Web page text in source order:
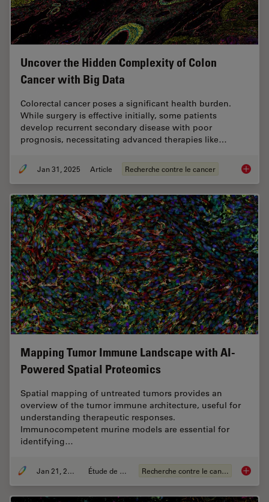
Uncover the Hidden Complexity of Colon
Cancer with Big Data
Colorectal cancer poses a significant health burden.
While surgery is effective initially, some patients
develop recurrent secondary disease with poor
prognosis, necessitating advanced therapies like…
Jan 31, 2025 Article Recherche contre le cancer
Mapping Tumor Immune Landscape with AI-
Powered Spatial Proteomics
Spatial mapping of untreated tumors provides an
overview of the tumor immune architecture, useful for
understanding therapeutic responses.
Immunocompetent murine models are essential for
identifying…
Jan 21, 2025 Étude de cas Recherche contre le cancer